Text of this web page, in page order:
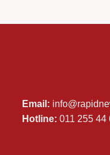
Email:
Hotline: 011 255 44